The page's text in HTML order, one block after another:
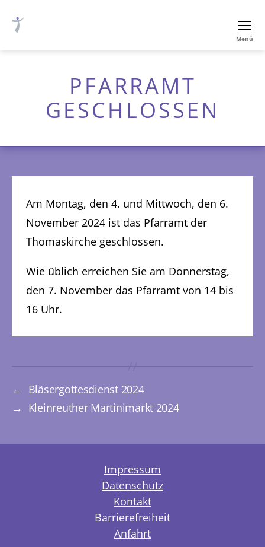
luth.
Menü
PFARRAMT
GESCHLOSSEN
Am Montag, den 4. und Mittwoch, den 6.
November 2024 ist das Pfarramt der
Thomaskirche geschlossen.
Wie üblich erreichen Sie am Donnerstag,
den 7. November das Pfarramt von 14 bis
16 Uhr.
← Bläsergottesdienst 2024
→
Kleinreuther Martinimarkt 2024
Impressum
Datenschutz
Kontakt
Barrierefreiheit
Anfahrt